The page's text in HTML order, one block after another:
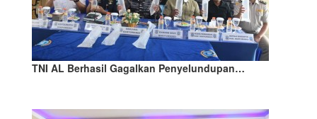
TNI AL Berhasil Gagalkan Penyelundupan…